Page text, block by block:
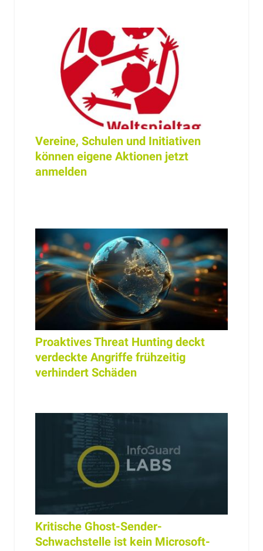
Vereine, Schulen und Initiativen
können eigene Aktionen jetzt
anmelden
Proaktives Threat Hunting deckt
verdeckte Angriffe frühzeitig
verhindert Schäden
Kritische Ghost-Sender-
Schwachstelle ist kein Microsoft-